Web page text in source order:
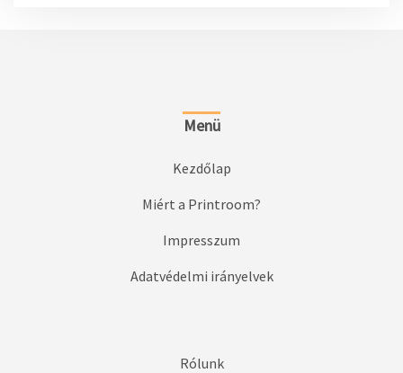
Menü
Kezdőlap
Miért a Printroom?
Impresszum
Adatvédelmi irányelvek
Rólunk